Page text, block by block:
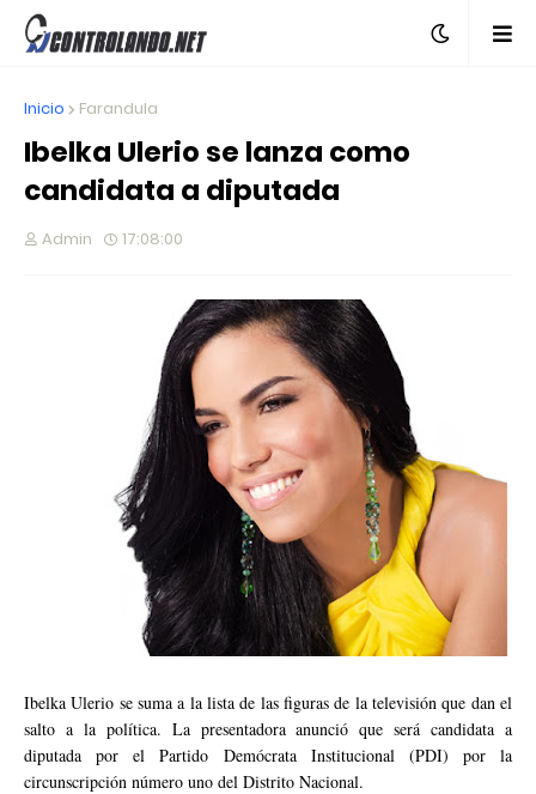
Inicio Farandula
Ibelka Ulerio se lanza como
candidata a diputada
Admin 17:08:00
Ibelka Ulerio se suma a la lista de las figuras de la televisión que dan el
salto a la política. La presentadora anunció que será candidata a
diputada por el Partido Demócrata Institucional (PDI) por la
circunscripción número uno del Distrito Nacional.